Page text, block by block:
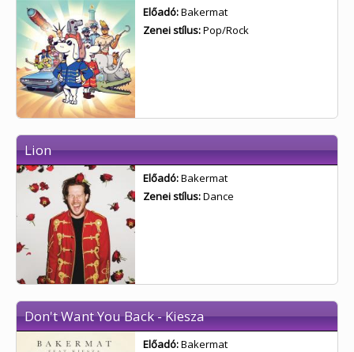
Előadó:Bakermat
Zenei stílus:Pop/Rock
Lion
Előadó:Bakermat
Zenei stílus:Dance
Don't Want You Back - Kiesza
Előadó:Bakermat